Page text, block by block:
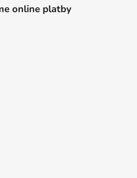
online platby